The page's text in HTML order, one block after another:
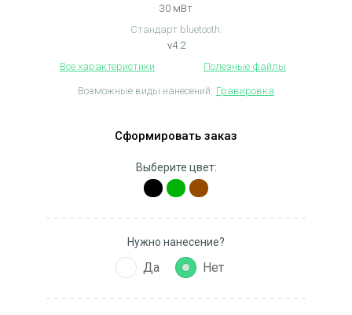
30 мВт
Стандарт bluetooth:
v4.2
Все характеристики
Полезные файлы
Возможные виды нанесений: Гравировка
Сформировать заказ
Выберите цвет:
Нужно нанесение?
Да Нет